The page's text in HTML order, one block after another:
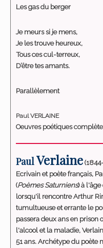
Les gas du berger
Je meurs si je mens,
Je les trouve heureux,
Tous ces cul-terreux,
D’être tes amants.
Parallèlement
Paul VERLAINE
Oeuvres poétiques
PaulVerlaine
Ecrivain et poète français,
(Poèmes Saturniens) à l'âge
lorsqu'il rencontre Arthur
tumultueuse et errante le
passera deux ans en prison
l'alcool et la maladie,
51 ans. Archétype du poète